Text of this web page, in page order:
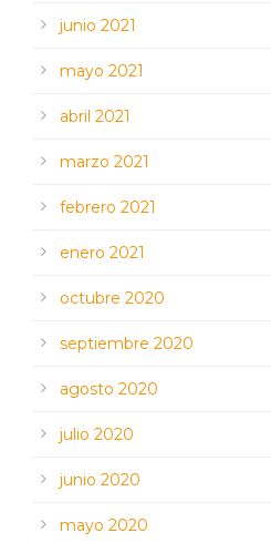
junio 2021
mayo 2021
abril 2021
marzo 2021
febrero 2021
enero 2021
octubre 2020
septiembre 2020
agosto 2020
julio 2020
junio 2020
mayo 2020